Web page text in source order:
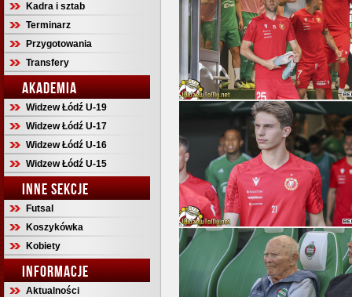
Kadra i sztab
Terminarz
Przygotowania
Transfery
AKADEMIA
Widzew Łódź U-19
Widzew Łódź U-17
Widzew Łódź U-16
Widzew Łódź U-15
INNE SEKCJE
Futsal
Koszykówka
Kobiety
INFORMACJE
Aktualności